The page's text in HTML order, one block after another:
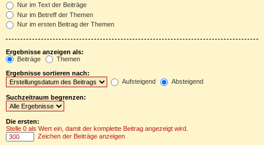
Nur im Text der Beiträge
Nur im Betreff der Themen
Nur im ersten Beitrag der Themen
Ergebnisse anzeigen als:
Beiträge
Themen
Ergebnisse sortieren nach:
Aufsteigend
Absteigend
Suchzeitraum begrenzen:
Die ersten:
Stelle 0 als Wert ein, damit der komplette Beitrag angezeigt wird.
Zeichen der Beiträge anzeigen